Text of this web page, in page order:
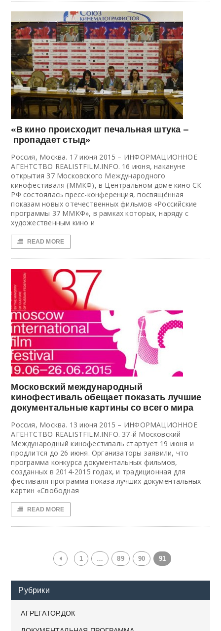
«В кино происходит печальная штука –
пропадает стыд»
Россия, Москва. 17 июня 2015 – ИНФОРМАЦИОННОЕ
АГЕНТСТВО REALISTFILM.INFO. 16 июня, накануне
открытия 37 Московского Международного
кинофестиваля (ММКФ), в Центральном доме кино СК
РФ состоялась пресс-конференция, посвящённая
показам новых отечественных фильмов «Российские
программы 37 ММКФ», в рамках которых, наряду с
художественным кино и
READ MORE
Московский международный
кинофестиваль обещает показать лучшие
документальные картины со всего мира
Россия, Москва. 13 июня 2015 – ИНФОРМАЦИОННОЕ
АГЕНТСТВО REALISTFILM.INFO. 37-й Московский
Международный кинофестиваль стартует 19 июня и
продлится до 26 июня. Организаторы заявили, что
программа конкурса документальных фильмов,
созданных в 2014-2015 годах, и традиционная для
фестиваля программа показа лучших документальных
картин «Свободная
READ MORE
1 … 89 90 91
Рубрики
АГРЕГАТОР.ДОК